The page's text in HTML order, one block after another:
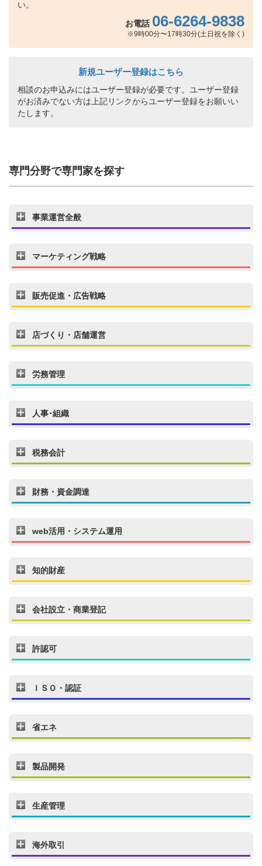
い。
お電話 06-6264-9838
※9時00分〜17時30分(土日祝を除く)
新規ユーザー登録はこちら
相談のお申込みにはユーザー登録が必要です。ユーザー登録
がお済みでない方は上記リンクからユーザー登録をお願いい
たします。
専門分野で専門家を探す
事業運営全般
マーケティング戦略
販売促進・広告戦略
店づくり・店舗運営
労務管理
人事･組織
税務会計
財務・資金調達
web活用・システム運用
知的財産
会社設立・商業登記
許認可
ＩＳＯ・認証
省エネ
製品開発
生産管理
海外取引